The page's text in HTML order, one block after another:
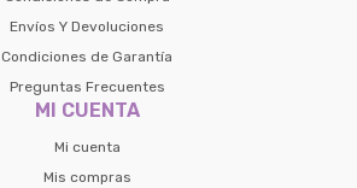
Envíos Y Devoluciones
Condiciones de Garantía
Preguntas Frecuentes
MI CUENTA
Mi cuenta
Mis compras